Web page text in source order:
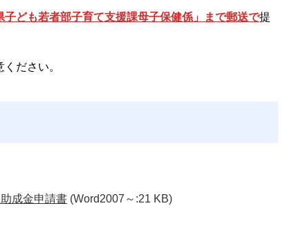
子ども若者部子育て支援課母子保健係」まで郵送で提
ださい。
成金申請書 (Word2007～:21 KB)